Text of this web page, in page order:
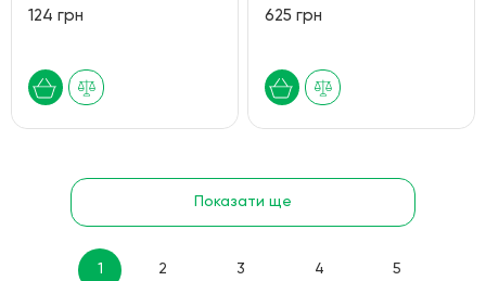
124 грн 625 грн
Показати ще
1 2 3 4 5